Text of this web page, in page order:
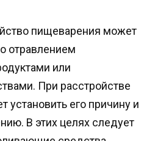
пищеварения может
отравлением
или
При расстройстве
установить его причину и
В этих целях следует